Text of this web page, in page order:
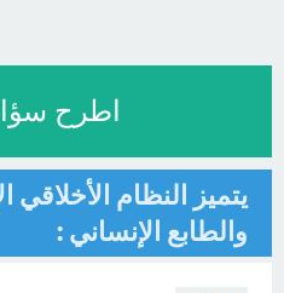
اطرح
يتميز النظام الأخلاقي
والطابع الإنساني :